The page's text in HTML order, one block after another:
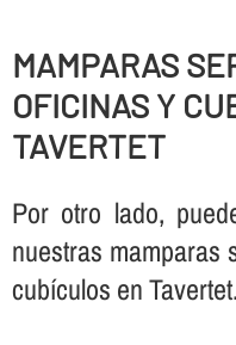
MAMPARAS
OFICINAS Y
TAVERTET
Por otro lado,
nuestras mamparas
cubí­culos en Tavertet.